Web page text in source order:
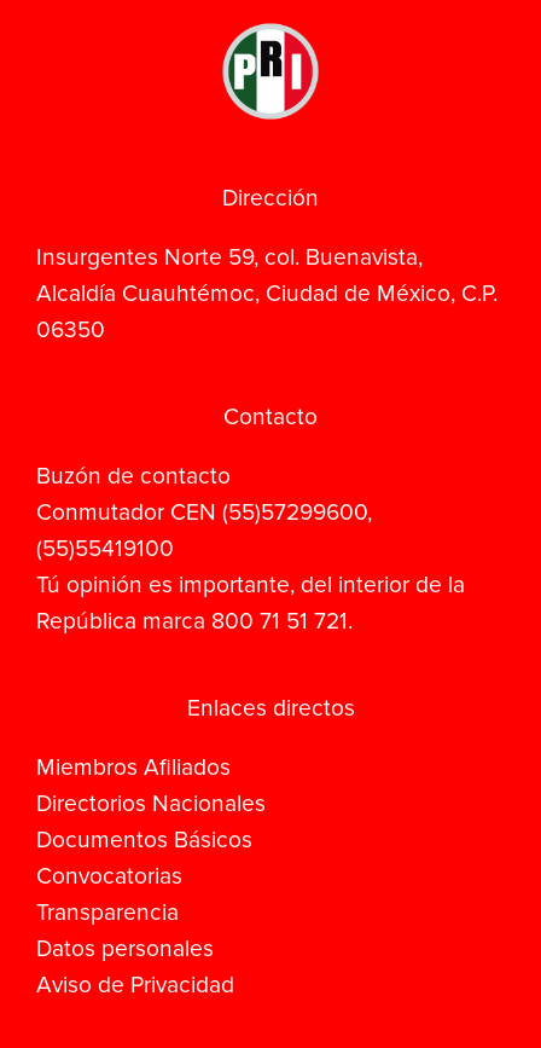
Dirección
Insurgentes Norte 59, col. Buenavista,
Alcaldía Cuauhtémoc, Ciudad de México, C.P.
06350
Contacto
Buzón de contacto
Conmutador CEN (55)57299600,
(55)55419100
Tú opinión es importante, del interior de la
República marca 800 71 51 721.
Enlaces directos
Miembros Afiliados
Directorios Nacionales
Documentos Básicos
Convocatorias
Transparencia
Datos personales
Aviso de Privacidad